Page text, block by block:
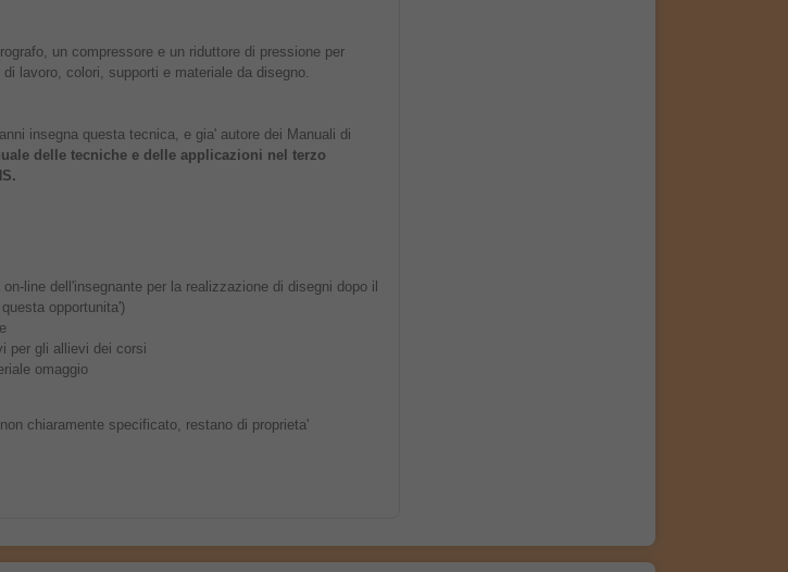
un compressore e un riduttore di pressione per
lavoro, colori, supporti e materiale da disegno.
insegna questa tecnica, e gia' autore dei Manuali di
delle tecniche e delle applicazioni nel terzo
line dell'insegnante per la realizzazione di disegni dopo il
opportunita')
per gli allievi dei corsi
omaggio
chiaramente specificato, restano di proprieta'